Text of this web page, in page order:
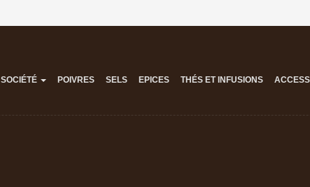
SOCIÉTÉ POIVRES SELS EPICES THÉS ET INFUSIONS